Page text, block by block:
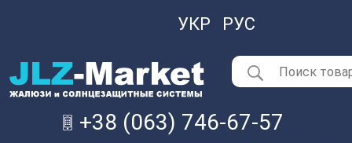
УКР РУС
+38 (063) 746-67-57